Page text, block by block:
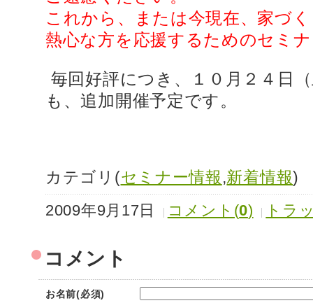
これから、または今現在、家づ
熱心な方を応援するためのセミ
毎回好評につき、１０月２４日
も、追加開催予定です。
カテゴリ(セミナー情報,新着情報)
2009年9月17日 コメント(0) トラ
コメント
お名前(必須)